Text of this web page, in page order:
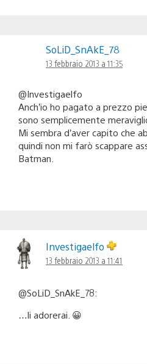
SoLiD_SnAkE_78
13 febbraio 2013 a 11:35
@Investigaelfo
Anch’io ho pagato a prezzo
sono semplicemente
Mi sembra d’aver capito che
quindi non mi farò scappare
Batman.
Investigaelfo
13 febbraio 2013 a 11:41
@SoLiD_SnAkE_78:
…li adorerai. 😀